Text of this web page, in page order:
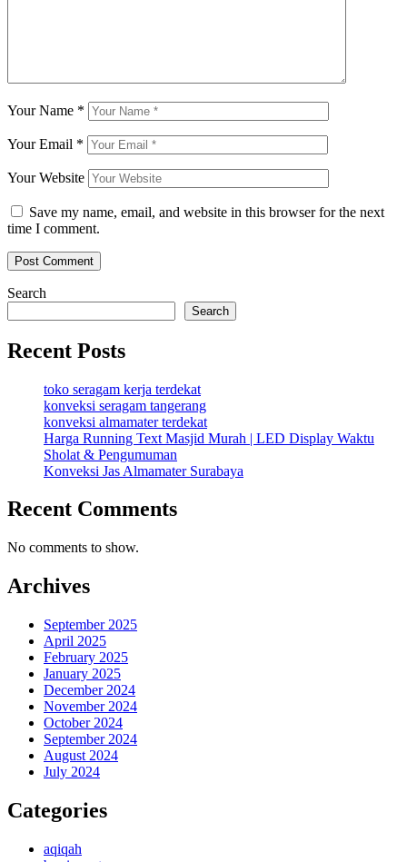
Your Name *
Your Email *
Your Website
Save my name, email, and website in this browser for the next
time I comment.
Search
Search
Recent Posts
toko seragam kerja terdekat
konveksi seragam tangerang
konveksi almamater terdekat
Harga Running Text Masjid Murah | LED Display Waktu
Sholat & Pengumuman
Konveksi Jas Almamater Surabaya
Recent Comments
No comments to show.
Archives
September 2025
April 2025
February 2025
January 2025
December 2024
November 2024
October 2024
September 2024
August 2024
July 2024
Categories
aqiqah